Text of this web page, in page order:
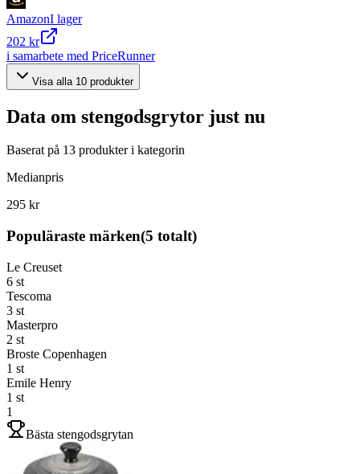
AmazonI lager
202 kr
i samarbete med PriceRunner
Visa alla 10 produkter
Data om stengodsgrytor just nu
Baserat på 13 produkter i kategorin
Medianpris
295 kr
Populäraste märken(5 totalt)
Le Creuset
6 st
Tescoma
3 st
Masterpro
2 st
Broste Copenhagen
1 st
Emile Henry
1 st
1
Bästa stengodsgrytan